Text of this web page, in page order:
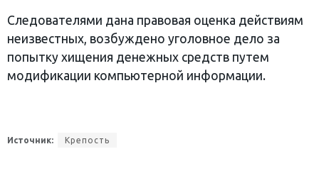
Следователями дана правовая оценка действиям
неизвестных, возбуждено уголовное дело за
попытку хищения денежных средств путем
модификации компьютерной информации.
Источник: Крепость